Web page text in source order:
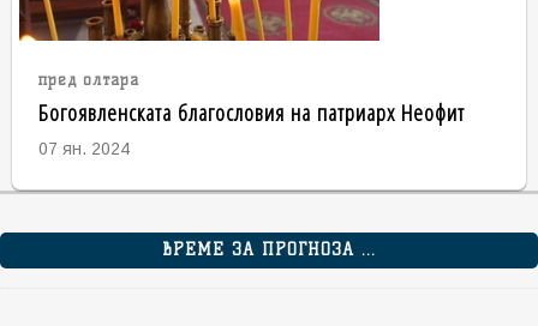
пред олтара
Богоявленската благословия на патриарх Неофит
07 ян. 2024
ВРЕМЕ ЗА ПРОГНОЗА ...